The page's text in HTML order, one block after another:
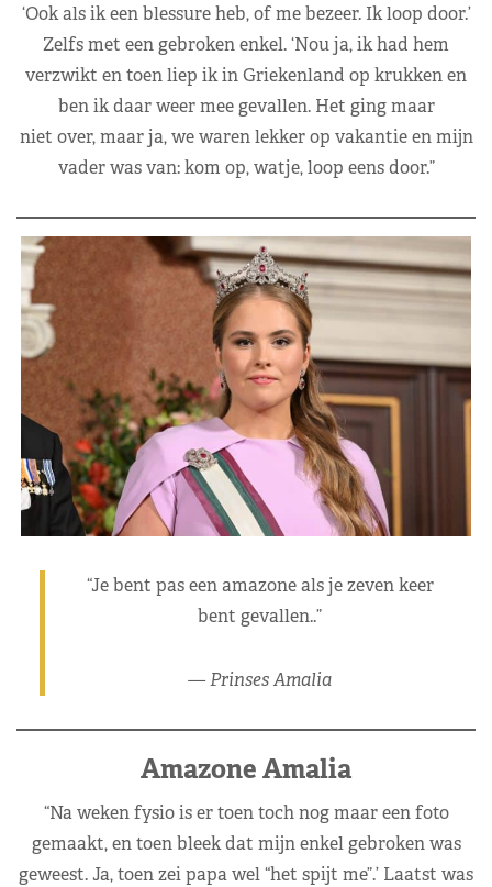
‘Ook als ik een blessure heb, of me bezeer. Ik loop door.’
Zelfs met een gebroken enkel. ‘Nou ja, ik had hem
verzwikt en toen liep ik in Griekenland op krukken en
ben ik daar weer mee gevallen. Het ging maar
niet over, maar ja, we waren lekker op vakantie en mijn
vader was van: kom op, watje, loop eens door.”
“Je bent pas een amazone als je zeven keer
bent gevallen..”
— Prinses Amalia
Amazone Amalia
“Na weken fysio is er toen toch nog maar een foto
gemaakt, en toen bleek dat mijn enkel gebroken was
geweest. Ja, toen zei papa wel “het spijt me”.’ Laatst was